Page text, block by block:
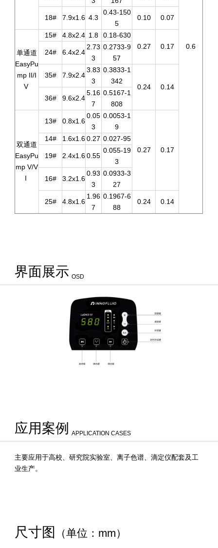
0.6
18# 7.9x1.6 4.3
0.43-150
5
0.10 0.07
单通道
EasyPu
mp II/I
V
15# 4.8x2.4 1.8
0.18-630
0.27
0.17
24# 6.4x2.4
2.73
3
0.2733-9
57
35# 7.9x2.4
3.83
3
0.3833-1
342
0.24
0.14
36#
9.6x2.4
5.16
7
0.5167-1
808
双通道
EasyPu
mp V/V
I
13# 0.8x1.6
0.05
3
0.0053-1
9
0.27 0.17
14# 1.6x1.60.27 0.027-95
19# 2.4x1.60.55
0.055-19
3
16# 3.2x1.6
0.93
3
0.0933-3
27
25# 4.8x1.6
1.96
7
0.1967-6
88
0.24 0.14
界面展示 OSD
应用案例 APPLICATION CASES
主要应用于高校、研究院实验室、离子色谱、滴定仪配套及工
业生产。
尺寸图 （单位：mm）